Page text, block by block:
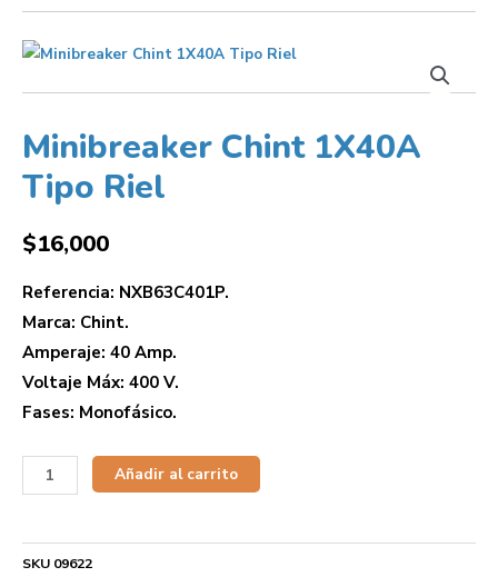
Minibreaker Chint 1X40A
Tipo Riel
$16,000
Referencia: NXB63C401P.
Marca: Chint.
Amperaje: 40 Amp.
Voltaje Máx: 400 V.
Fases: Monofásico.
Añadir al carrito
SKU 09622